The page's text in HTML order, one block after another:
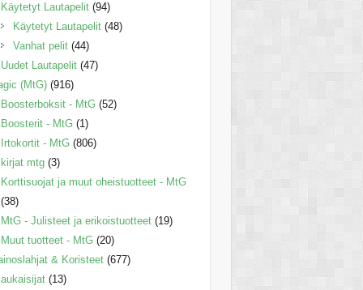
Käytetyt Lautapelit (94)
Käytetyt Lautapelit (48)
Vanhat pelit (44)
Uudet Lautapelit (47)
(MtG) (916)
Boosterboksit - MtG (52)
Boosterit - MtG (1)
Irtokortit - MtG (806)
kirjat mtg (3)
Korttisuojat ja muut oheistuotteet - MtG
(38)
MtG - Julisteet ja erikoistuotteet (19)
Muut tuotteet - MtG (20)
& Koristeet (677)
aukaisijat (13)